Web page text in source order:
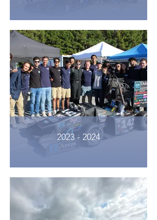
2023 - 2024